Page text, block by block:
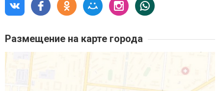
Размещение на карте города